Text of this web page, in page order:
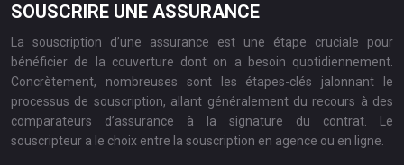
SOUSCRIRE UNE ASSURANCE
La souscription d’une assurance est une étape cruciale pour
bénéficier de la couverture dont on a besoin quotidiennement.
Concrètement, nombreuses sont les étapes-clés jalonnant le
processus de souscription, allant généralement du recours à des
comparateurs d’assurance à la signature du contrat. Le
souscripteur a le choix entre la souscription en agence ou en ligne.